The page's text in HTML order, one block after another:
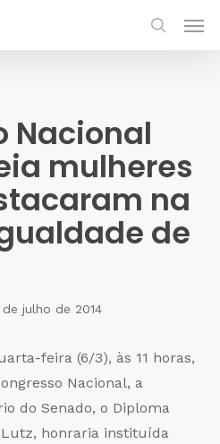
Nacional
mulheres
na
de
de julho de 2014
feira (6/3), às 11 horas,
Nacional, a
do Senado, o Diploma
honraria instituída